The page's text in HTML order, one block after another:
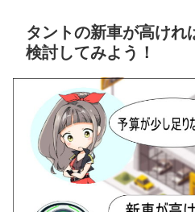
タントの新車が高けれ
検討してみよう！